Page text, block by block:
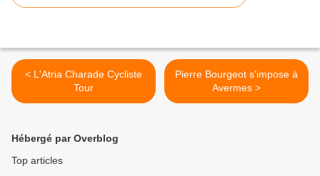
< L'Atria Charade Cycliste
Tour
Pierre Bourgeot s'impose à
Avermes >
Hébergé par Overblog
Top articles